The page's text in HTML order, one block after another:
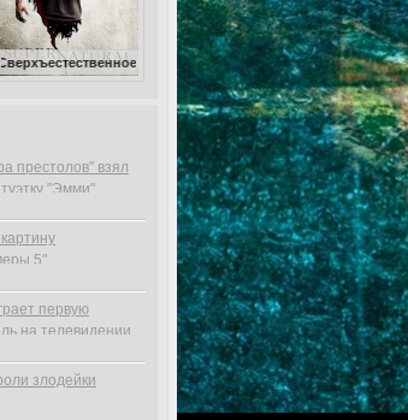
престолов" взял
"Эмми".
5"
первую
на телевидении
злодейки